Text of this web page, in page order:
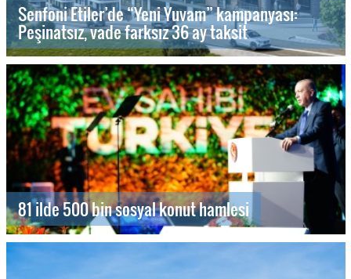
Senfoni Etiler’de “Yeni Yuvam” kampanyası:
Peşinatsız, vade farksız 36 ay taksit
81 ilde 500 bin sosyal konut hamlesi